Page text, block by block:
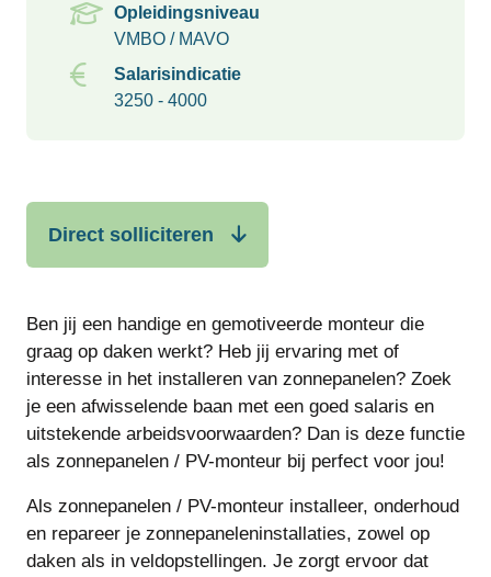
Opleidingsniveau
VMBO / MAVO
Salarisindicatie
3250 - 4000
Direct solliciteren
Ben jij een handige en gemotiveerde monteur die
graag op daken werkt? Heb jij ervaring met of
interesse in het installeren van zonnepanelen? Zoek
je een afwisselende baan met een goed salaris en
uitstekende arbeidsvoorwaarden? Dan is deze functie
als zonnepanelen / PV-monteur bij perfect voor jou!
Als zonnepanelen / PV-monteur installeer, onderhoud
en repareer je zonnepaneleninstallaties, zowel op
daken als in veldopstellingen. Je zorgt ervoor dat